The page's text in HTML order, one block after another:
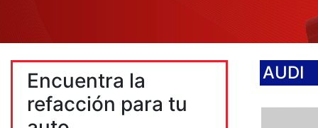
Encuentra la
refacción para tu
AUDI